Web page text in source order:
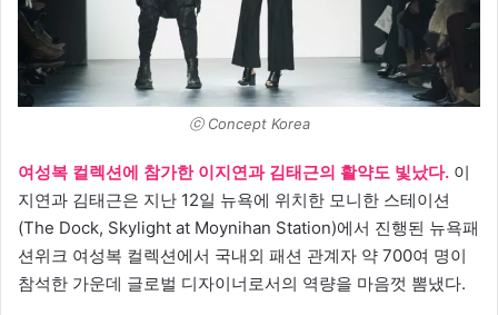
ⓒ Concept Korea
여성복 컬렉션에 참가한 이지연과 김태근의 활약도 빛났다. 이
지연과 김태근은 지난 12일 뉴욕에 위치한 모니한 스테이션
(The Dock, Skylight at Moynihan Station)에서 진행된 뉴욕패
션위크 여성복 컬렉션에서 국내외 패션 관계자 약 700여 명이
참석한 가운데 글로벌 디자이너로서의 역량을 마음껏 뽐냈다.